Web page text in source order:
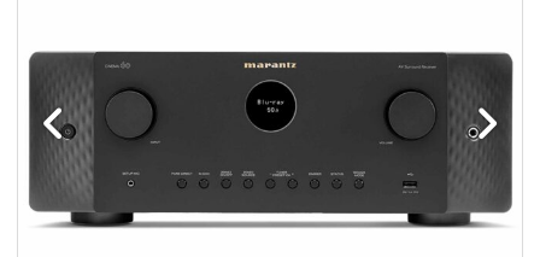
Edellinen